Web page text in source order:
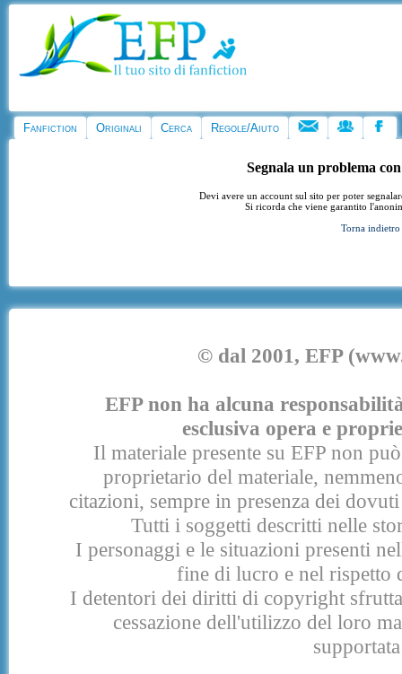
Fanfiction Originali Cerca Regole/Aiuto
Segnala un problema
Devi avere un account sul sito per poter
Si ricorda che viene garantito
Torna indietro
© dal 2001, EFP
EFP non ha alcuna
esclusiva opera e
Il materiale presente su EFP non
proprietario del materiale,
citazioni, sempre in presenza dei
Tutti i soggetti descritti nelle
I personaggi e le situazioni presenti
fine di lucro e nel rispetto
I detentori dei diritti di copyright
cessazione dell'utilizzo del loro